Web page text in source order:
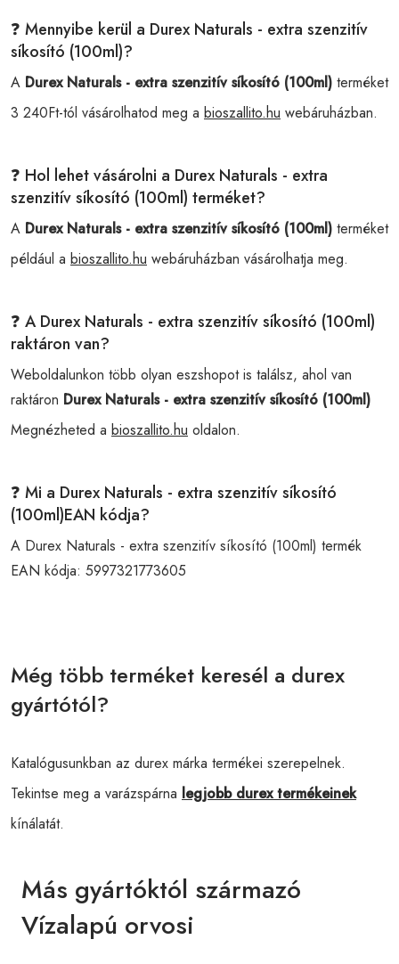
❓ Mennyibe kerül a Durex Naturals - extra szenzitív
síkosító (100ml)?
A Durex Naturals - extra szenzitív síkosító (100ml) terméket
3 240Ft-tól vásárolhatod meg a bioszallito.hu webáruházban.
❓ Hol lehet vásárolni a Durex Naturals - extra
szenzitív síkosító (100ml) terméket?
A Durex Naturals - extra szenzitív síkosító (100ml) terméket
például a bioszallito.hu webáruházban vásárolhatja meg.
❓ A Durex Naturals - extra szenzitív síkosító (100ml)
raktáron van?
Weboldalunkon több olyan eszshopot is találsz, ahol van
raktáron Durex Naturals - extra szenzitív síkosító (100ml)
Megnézheted a bioszallito.hu oldalon.
❓ Mi a Durex Naturals - extra szenzitív síkosító
(100ml)EAN kódja?
A Durex Naturals - extra szenzitív síkosító (100ml) termék
EAN kódja: 5997321773605
Még több terméket keresél a durex
gyártótól?
Katalógusunkban az durex márka termékei szerepelnek.
Tekintse meg a varázspárna legjobb durex termékeinek
kínálatát.
Más gyártóktól származó
Vízalapú orvosi